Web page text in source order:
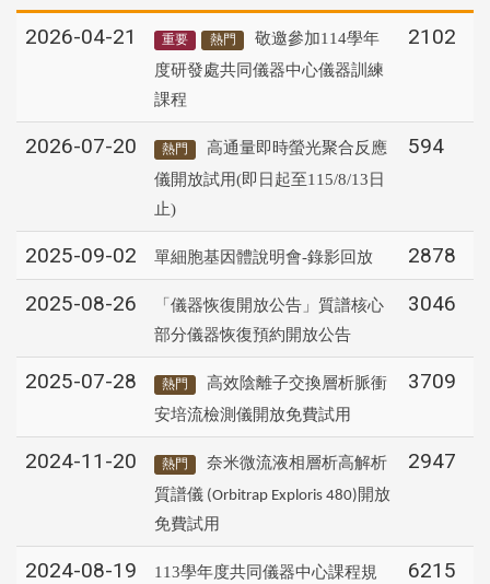
2026-04-21 重要 熱門
敬邀參加114學年
度研發處共同儀器中心儀器訓練
課程
2102
2026-07-20 熱門
高通量即時螢光聚合反應
儀開放試用(即日起至115/8/13日
止)
594
2025-09-02 單細胞基因體說明會-錄影回放
2878
2025-08-26
「儀器恢復開放公告」質譜核心
部分儀器恢復預約開放公告
3046
2025-07-28 熱門
高效陰離子交換層析脈衝
安培流檢測儀開放免費試用
3709
2024-11-20 熱門
奈米微流液相層析高解析
質譜儀 (Orbitrap Exploris 480)開放
免費試用
2947
2024-08-19
113學年度共同儀器中心課程規
6215